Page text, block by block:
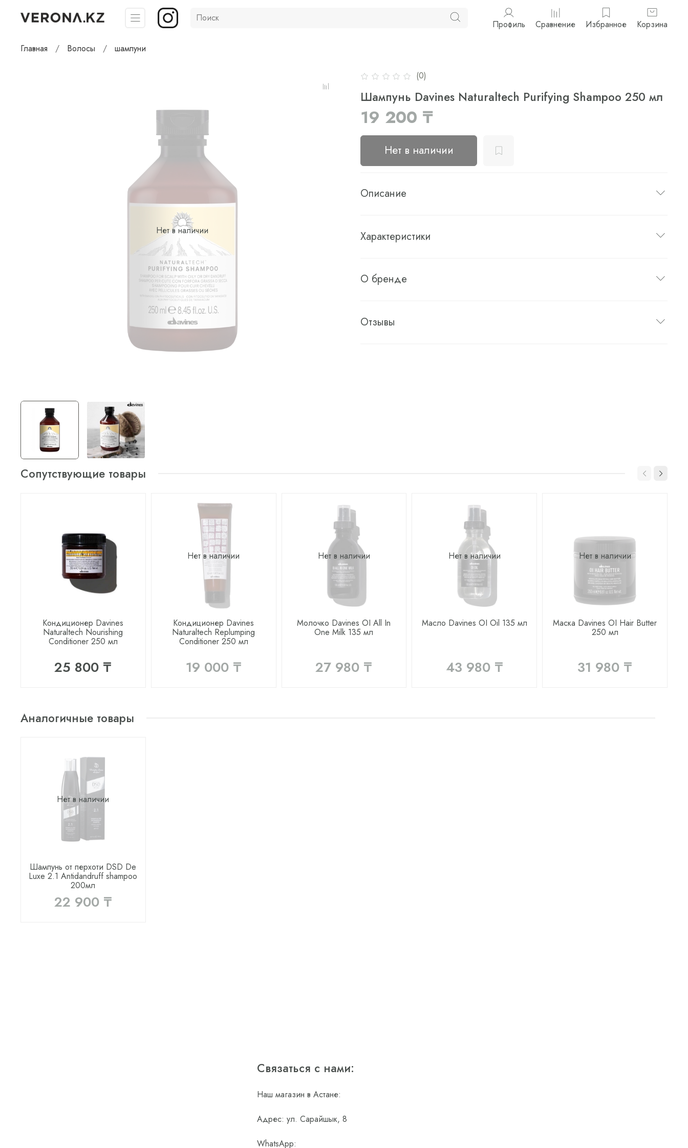
Профиль Сравнение Избранное Корзина
Главная Волосы шампуни
Нет в наличии
(0)
Шампунь Davines Naturaltech Purifying Shampoo 250 мл
19 200 ₸
Нет в наличии
Описание
Характеристики
О бренде
Отзывы
Сопутствующие товары
Кондиционер Davines
Naturaltech Nourishing
Conditioner 250 мл
25 800 ₸
Нет в наличии
Кондиционер Davines
Naturaltech Replumping
Conditioner 250 мл
19 000 ₸
Нет в наличии
Молочко Davines OI All In
One Milk 135 мл
27 980 ₸
Нет в наличии
Масло Davines OI Oil 135 мл
43 980 ₸
Нет в наличии
Маска Davines OI Hair Butter
250 мл
31 980 ₸
Аналогичные товары
Нет в наличии
Шампунь от перхоти DSD De
Luxe 2.1 Antidandruff shampoo
200мл
22 900 ₸
Связаться с нами:
Наш магазин в Астане:
Адрес: ул. Сарайшык, 8
WhatsApp: